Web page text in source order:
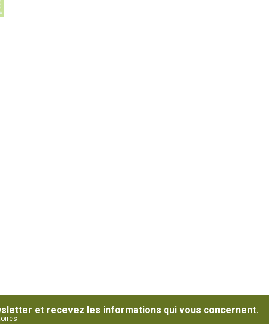
et recevez les informations qui vous concernent.